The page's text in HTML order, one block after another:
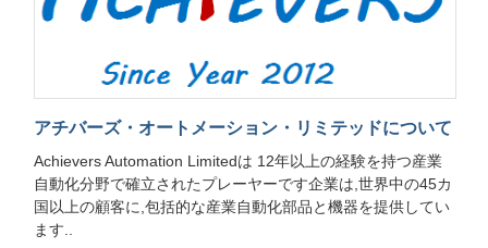
アチバーズ・オートメーション・リミテッドについて
Achievers Automation Limitedは 12年以上の経験を持つ産業
自動化分野で確立されたプレーヤーです企業は,世界中の45カ
国以上の顧客に,包括的な産業自動化部品と機器を提供してい
ます..